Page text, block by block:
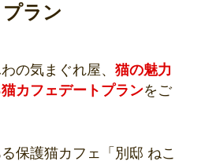
ラン
の気まぐれ屋、 猫の魅力
カフェデートプランをご
保護猫カフェ「別邸 ねこ